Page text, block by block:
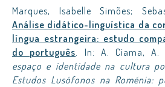
Marques, Isabelle Simões;
Análise didático-linguística da
língua estrangeira: estudo
do português. In: A. Ciama, A.
espaço e identidade na cultura
Estudos Lusófonos na Roménia: